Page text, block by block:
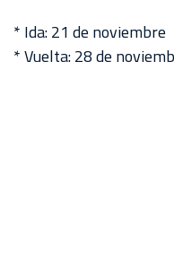
* Ida: 21 de noviembre
* Vuelta: 28 de